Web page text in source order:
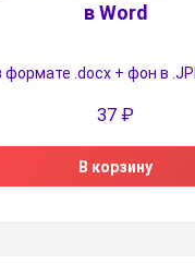
в Word
.docx + фон в
37 ₽
В корзину